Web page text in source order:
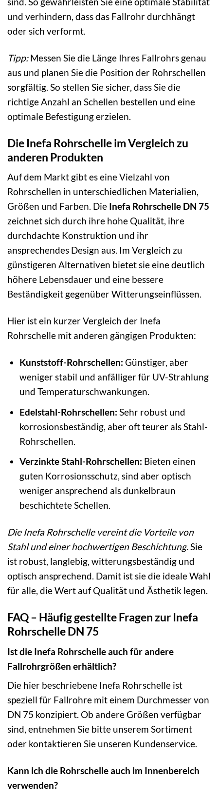
und verhindern, dass das Fallrohr durchhängt
oder sich verformt.
Tipp:Messen Sie die Länge Ihres Fallrohrs genau
aus und planen Sie die Position der Rohrschellen
sorgfältig. So stellen Sie sicher, dass Sie die
richtige Anzahl an Schellen bestellen und eine
optimale Befestigung erzielen.
Die Inefa Rohrschelle im Vergleich zu
anderen Produkten
Auf dem Markt gibt es eine Vielzahl von
Rohrschellen in unterschiedlichen Materialien,
Größen und Farben. Die Inefa Rohrschelle DN 75
zeichnet sich durch ihre hohe Qualität, ihre
durchdachte Konstruktion und ihr
ansprechendes Design aus. Im Vergleich zu
günstigeren Alternativen bietet sie eine deutlich
höhere Lebensdauer und eine bessere
Beständigkeit gegenüber Witterungseinflüssen.
Hier ist ein kurzer Vergleich der Inefa
Rohrschelle mit anderen gängigen Produkten:
Kunststoff-Rohrschellen: Günstiger, aber
weniger stabil und anfälliger für UV-Strahlung
und Temperaturschwankungen.
Edelstahl-Rohrschellen: Sehr robust und
korrosionsbeständig, aber oft teurer als Stahl-
Rohrschellen.
Verzinkte Stahl-Rohrschellen: Bieten einen
guten Korrosionsschutz, sind aber optisch
weniger ansprechend als dunkelbraun
beschichtete Schellen.
Die Inefa Rohrschelle vereint die Vorteile von
Stahl und einer hochwertigen Beschichtung.Sie
ist robust, langlebig, witterungsbeständig und
optisch ansprechend. Damit ist sie die ideale Wahl
für alle, die Wert auf Qualität und Ästhetik legen.
FAQ – Häufig gestellte Fragen zur Inefa
Rohrschelle DN 75
Ist die Inefa Rohrschelle auch für andere
Fallrohrgrößen erhältlich?
Die hier beschriebene Inefa Rohrschelle ist
speziell für Fallrohre mit einem Durchmesser von
DN 75 konzipiert. Ob andere Größen verfügbar
sind, entnehmen Sie bitte unserem Sortiment
oder kontaktieren Sie unseren Kundenservice.
Kann ich die Rohrschelle auch im Innenbereich
verwenden?